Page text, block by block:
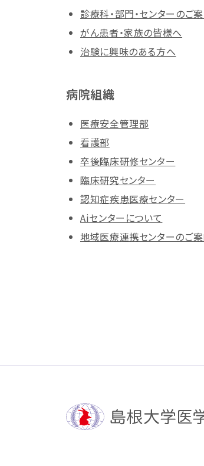
診療科・部門・センターのご
がん患者・家族の皆様へ
治験に興味のある方へ
病院組織
医療安全管理部
看護部
卒後臨床研修センター
臨床研究センター
認知症疾患医療センター
Aiセンターについて
地域医療連携センターのご